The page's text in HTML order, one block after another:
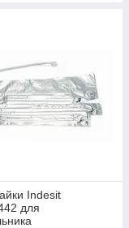
Indesit
для